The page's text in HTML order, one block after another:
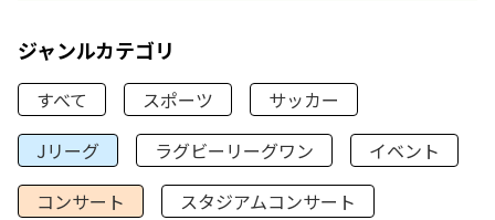
ジャンルカテゴリ
すべて スポーツ
サッカー
Jリーグ
ラグビーリーグワン
イベント
コンサート
スタジアムコンサート